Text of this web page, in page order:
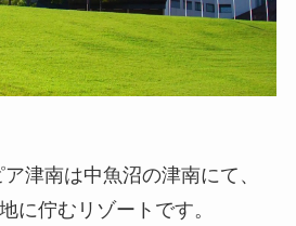
津南は中魚沼の津南にて、
に佇むリゾートです。